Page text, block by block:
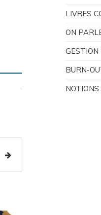
LIVRES
ON
GESTION
BURN-